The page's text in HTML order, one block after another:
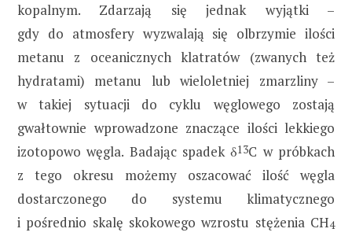
kopalnym. Zdarzają się jednak wyjątki –
gdy do atmosfery wyzwalają się olbrzymie ilości
metanu z oceanicznych klatratów (zwanych też
hydratami) metanu lub wieloletniej zmarzliny –
w takiej sytuacji do cyklu węglowego zostają
gwałtownie wprowadzone znaczące ilości lekkiego
izotopowo węgla. Badając spadek δ13C w próbkach
z tego okresu możemy oszacować ilość węgla
dostarczonego do systemu klimatycznego
i pośrednio skalę skokowego wzrostu stężenia CH4